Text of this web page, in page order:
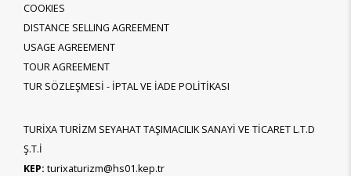
COOKIES
DISTANCE SELLING AGREEMENT
USAGE AGREEMENT
TOUR AGREEMENT
TUR SÖZLEŞMESİ - İPTAL VE İADE POLİTİKASI
TURİXA TURİZM SEYAHAT TAŞIMACILIK SANAYİ VE TİCARET L.T.D
Ş.T.İ
KEP: turixaturizm@hs01.kep.tr